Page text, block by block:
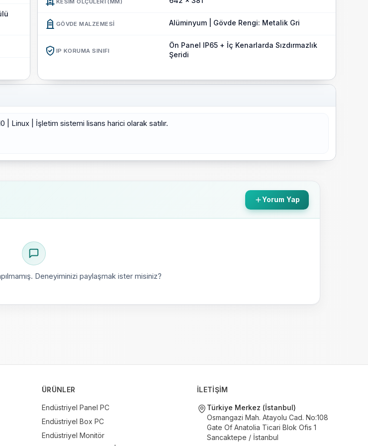
Kurulumu kolay, zorlu koşullara dayanıklı ve özelleştirilebilir seçeneklerle dolu
olan IPC4PRO, zorlu ortamlarda yüksek performanslı, güvenilir panel bilişim için
birinci sınıf bir seçimdir.
KESIM ÖLÇÜLERI (MM)
GÖVDE MALZEMESI Alüminyum | Gövde Rengi: Metalik Gri
IP KORUMA SINIFI
Ön Panel IP65 + İç Kenarlarda Sızdırmazlık
Şeridi
Linux | İşletim sistemi lisans harici olarak satılır.
Yorum Yap
Deneyiminizi paylaşmak ister misiniz?
ÜRÜNLER
Endüstriyel Panel PC
Endüstriyel Box PC
Endüstriyel Monitör
İLETİŞİM
Türkiye Merkez (İstanbul)
Osmangazi Mah. Atayolu Cad. No:108
Gate Of Anatolia Ticari Blok Ofis 1
Sancaktepe / İstanbul